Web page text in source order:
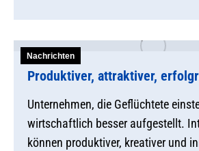
Nachrichten
Produktiver, attraktiver,
Unternehmen, die Geflüchtete
wirtschaftlich besser aufgestellt.
können produktiver, kreativer und